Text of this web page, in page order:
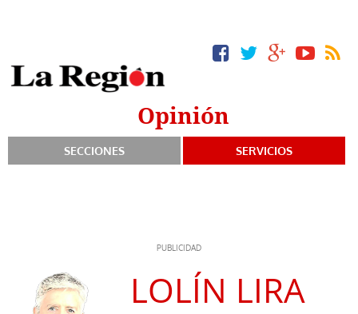
Opinión
SECCIONES SERVICIOS
LOLÍN LIRA